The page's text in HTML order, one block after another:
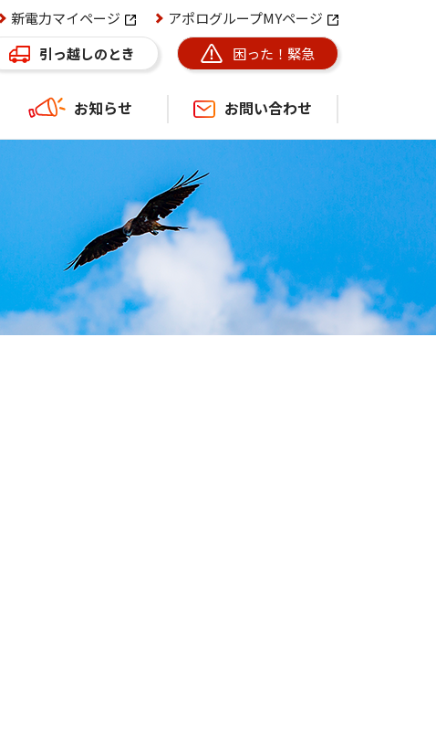
新電力マイページ
アポログループMYページ
引っ越しのとき
困った！緊急
お知らせ
キャンペーン
お問い合わせ